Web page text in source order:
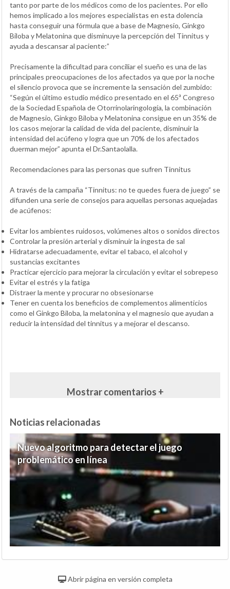
tanto por parte de los médicos como de los pacientes. Por ello
hemos implicado a los mejores especialistas en esta dolencia
hasta conseguir una fórmula que a base de Magnesio, Ginkgo
Biloba y Melatonina que disminuye la percepción del Tinnitus y
ayuda a descansar al paciente:”
Precisamente la dificultad para conciliar el sueño es una de las
principales preocupaciones de los afectados ya que por la noche
el silencio provoca que se incremente la sensación del zumbido:
“Según el último estudio médico presentado en el 65ª Congreso
de la Sociedad Española de Otorrinolaringología, la combinación
de Magnesio, Ginkgo Biloba y Melatonina consigue en un 35% de
los casos mejorar la calidad de vida del paciente, disminuir la
intensidad del acúfeno y logra que un 70% de los afectados
duerman mejor” apunta el Dr.Santaolalla.
Recomendaciones para las personas que sufren Tinnitus
A través de la campaña “Tinnitus: no te quedes fuera de juego” se
difunden una serie de consejos para aquellas personas aquejadas
de acúfenos:
Evitar los ambientes ruidosos, volúmenes altos o sonidos directos
Controlar la presión arterial y disminuir la ingesta de sal
Hidratarse adecuadamente, evitar el tabaco, el alcohol y
sustancias excitantes
Practicar ejercicio para mejorar la circulación y evitar el sobrepeso
Evitar el estrés y la fatiga
Distraer la mente y procurar no obsesionarse
Tener en cuenta los beneficios de complementos alimenticios
como el Ginkgo Biloba, la melatonina y el magnesio que ayudan a
reducir la intensidad del tinnitus y a mejorar el descanso.
Mostrar comentarios +
Noticias relacionadas
Nuevo algoritmo para detectar el juego
problemático en línea
Abrir página en versión completa